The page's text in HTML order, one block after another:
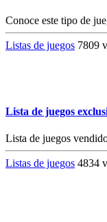
Conoce este tipo de
Listas de juegos 7809
Lista de juegos
Lista de juegos
Listas de juegos 4834